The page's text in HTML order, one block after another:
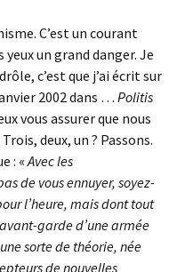
C’est un courant
un grand danger. Je
c’est que j’ai écrit sur
2002 dans … Politis
vous assurer que nous
deux, un ? Passons.
: «Avec les
de vous ennuyer, soyez-
l’heure, mais dont tout
garde d’une armée
sorte de théorie, née
de nouvelles